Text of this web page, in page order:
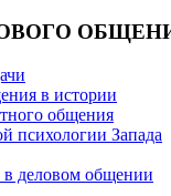
в истории
общения
психологии Запада
в деловом общении